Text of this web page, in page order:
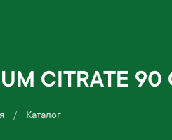
CITRATE 90
Каталог